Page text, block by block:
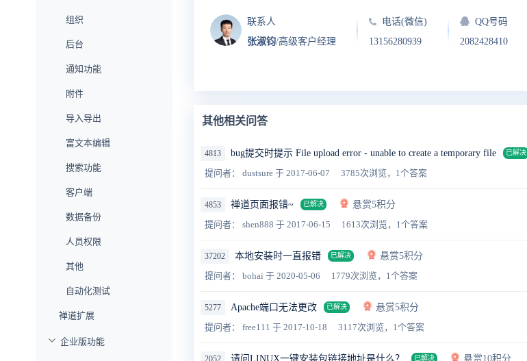
组织
后台
通知功能
附件
导入导出
富文本编辑
搜索功能
客户端
数据备份
人员权限
其他
自动化测试
禅道扩展
企业版功能
联系人
张淑钧/高级客户经理
电话(微信)
13156280939
QQ号码
2082428410
其他相关问答
4813 bug提交时提示 File upload error - unable to create a temporary file 已解决
提问者： dustsure 于 2017-06-07 3785次浏览，1个答案
4853 禅道页面报错~ 已解决
悬赏5积分
提问者： shen888 于 2017-06-15 1613次浏览，1个答案
37202 本地安装时一直报错 已解决
悬赏5积分
提问者： bohai 于 2020-05-06 1779次浏览，1个答案
5277 Apache端口无法更改 已解决
悬赏5积分
提问者： free111 于 2017-10-18 3117次浏览，1个答案
请问LINUX一键安装包链接地址是什么？ 已解决 悬赏10积分